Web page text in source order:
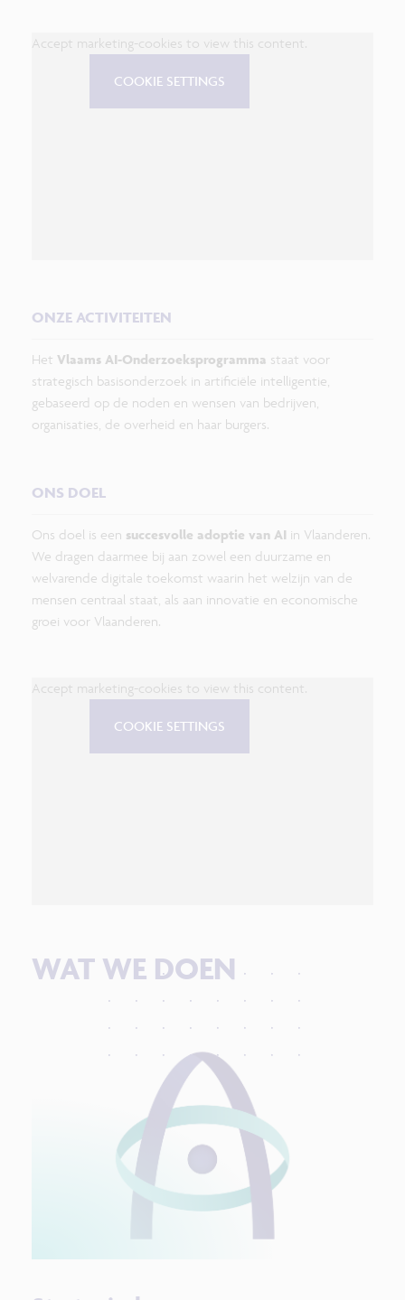
Accept marketing-cookies to view this content.
COOKIE SETTINGS
ONZE ACTIVITEITEN
Het Vlaams AI-Onderzoeksprogramma staat voor
strategisch basisonderzoek in artificiële intelligentie,
gebaseerd op de noden en wensen van bedrijven,
organisaties, de overheid en haar burgers.
ONS DOEL
Ons doel is een succesvolle adoptie van AI in Vlaanderen.
We dragen daarmee bij aan zowel een duurzame en
welvarende digitale toekomst waarin het welzijn van de
mensen centraal staat, als aan innovatie en economische
groei voor Vlaanderen.
Accept marketing-cookies to view this content.
COOKIE SETTINGS
WAT WE DOEN